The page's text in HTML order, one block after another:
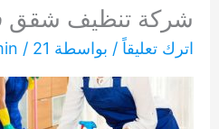
شركة تنظيف شقق
اترك تعليقاً / بواسطة / 21 نوفمبر، 2020